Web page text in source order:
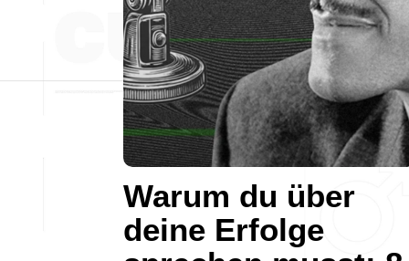
Warum du über
deine Erfolge